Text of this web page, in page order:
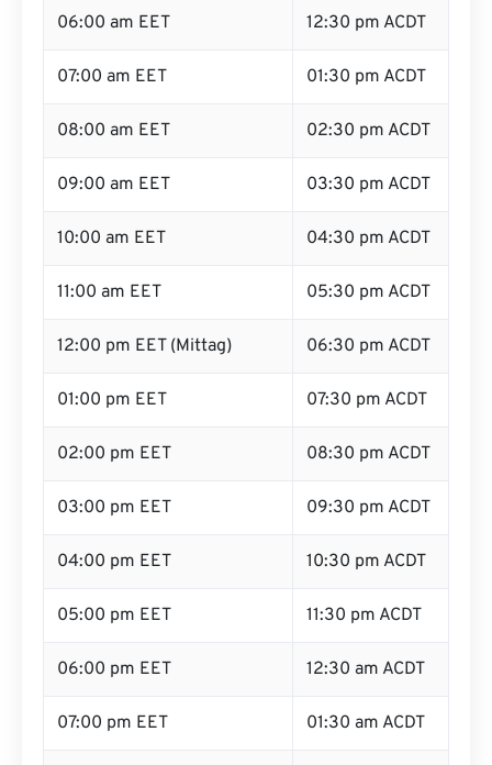
06:00 am EET 12:30 pm ACDT
07:00 am EET 01:30 pm ACDT
08:00 am EET 02:30 pm ACDT
09:00 am EET 03:30 pm ACDT
10:00 am EET 04:30 pm ACDT
11:00 am EET 05:30 pm ACDT
12:00 pm EET (Mittag) 06:30 pm ACDT
01:00 pm EET 07:30 pm ACDT
02:00 pm EET 08:30 pm ACDT
03:00 pm EET 09:30 pm ACDT
04:00 pm EET 10:30 pm ACDT
05:00 pm EET 11:30 pm ACDT
06:00 pm EET 12:30 am ACDT
07:00 pm EET 01:30 am ACDT